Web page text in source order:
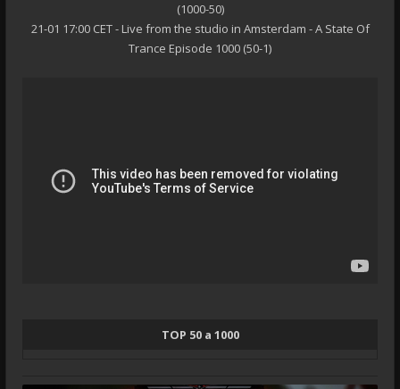
(1000-50)
21-01 17:00 CET - Live from the studio in Amsterdam - A State Of
Trance Episode 1000 (50-1)
TOP 50 a 1000